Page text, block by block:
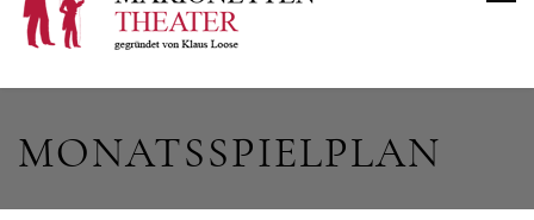
MONATSSPIELPLAN